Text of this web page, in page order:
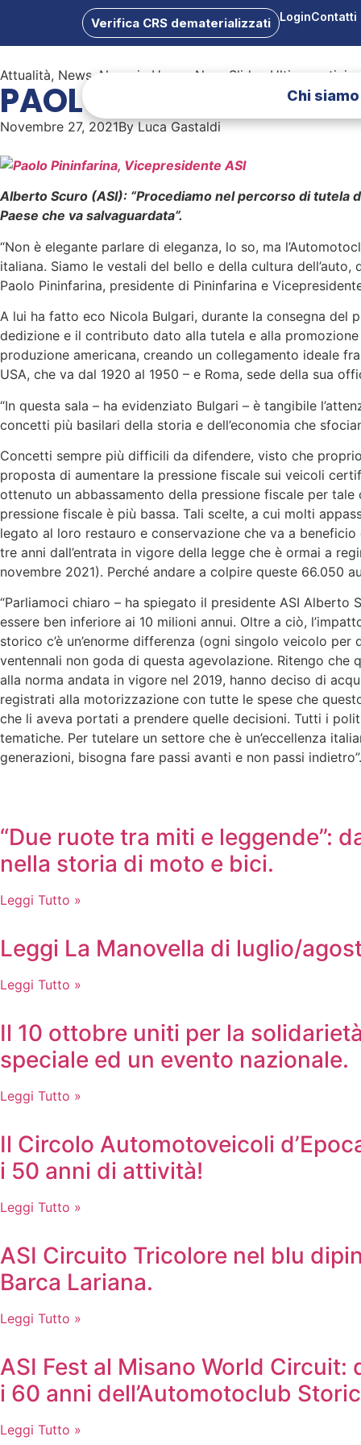
Verifica CRS dematerializzati LoginContatti
Chi siamo
Attualità, News News in Home NewsSlider Ultime notizie
PAOLO PININFARINA,
Novembre 27, 2021ByLuca Gastaldi
Alberto Scuro (ASI): “Procediamo nel percorso di tutela
Paese che va salvaguardata”.
“Non è elegante parlare di eleganza, lo so, ma
italiana. Siamo le vestali del bello e della cultura
Paolo Pininfarina, presidente di Pininfarina e
A lui ha fatto eco Nicola Bulgari, durante la consegna del
dedizione e il contributo dato alla tutela e alla
produzione americana, creando un collegamento ideale
USA, che va dal 1920 al 1950 – e Roma, sede della sua
“In questa sala – ha evidenziato Bulgari – è tangibile
concetti più basilari della storia e dell’economia che
Concetti sempre più difficili da difendere, visto che proprio
proposta di aumentare la pressione fiscale sui veicoli
ottenuto un abbassamento della pressione fiscale per
pressione fiscale è più bassa. Tali scelte, a cui molti
legato al loro restauro e conservazione che va a
tre anni dall’entrata in vigore della legge che è ormai a
novembre 2021). Perché andare a colpire queste 66.050
“Parliamoci chiaro – ha spiegato il presidente ASI
essere ben inferiore ai 10 milioni annui. Oltre a ciò,
storico c’è un’enorme differenza (ogni singolo veicolo
ventennali non goda di questa agevolazione. Ritengo
alla norma andata in vigore nel 2019, hanno deciso di
registrati alla motorizzazione con tutte le spese che
che li aveva portati a prendere quelle decisioni. Tutti i
tematiche. Per tutelare un settore che è un’eccellenza
generazioni, bisogna fare passi avanti e non passi indietro”.
“Due ruote tra miti e leggende”:
nella storia di moto e bici.
Leggi Tutto »
Leggi La Manovella di luglio/
Leggi Tutto »
Il 10 ottobre uniti per la
speciale ed un evento nazionale.
Leggi Tutto »
Il Circolo Automotoveicoli
i 50 anni di attività!
Leggi Tutto »
ASI Circuito Tricolore nel blu
Barca Lariana.
Leggi Tutto »
ASI Fest al Misano World
i 60 anni dell’Automotoclub
Leggi Tutto »